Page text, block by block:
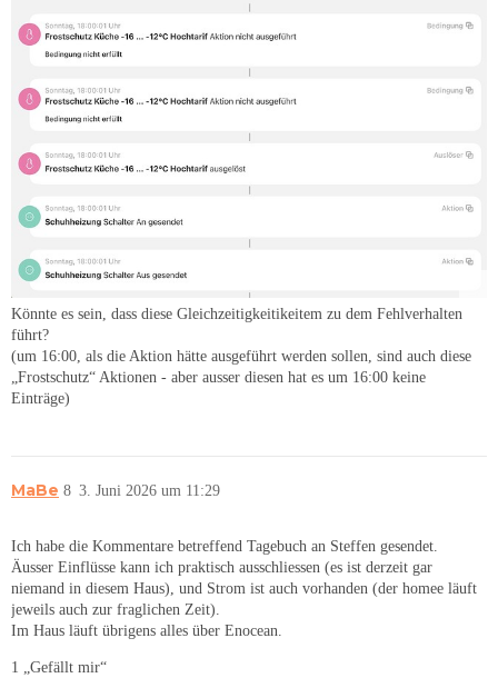
Könnte es sein, dass diese Gleichzeitigkeitikeitem zu dem Fehlverhalten
führt?
(um 16:00, als die Aktion hätte ausgeführt werden sollen, sind auch diese
„Frostschutz“ Aktionen - aber ausser diesen hat es um 16:00 keine
Einträge)
MaBe 3. Juni 2026 um 11:29
8
Ich habe die Kommentare betreffend Tagebuch an Steffen gesendet.
Äusser Einflüsse kann ich praktisch ausschliessen (es ist derzeit gar
niemand in diesem Haus), und Strom ist auch vorhanden (der homee läuft
jeweils auch zur fraglichen Zeit).
Im Haus läuft übrigens alles über Enocean.
1 „Gefällt mir“